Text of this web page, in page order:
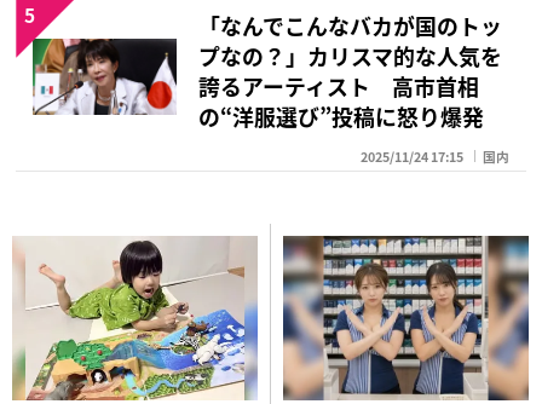
「なんでこんなバカが国のトッ
プなの？」カリスマ的な人気を
誇るアーティスト 高市首相
の“洋服選び”投稿に怒り爆発
2025/11/24 17:15 国内
5